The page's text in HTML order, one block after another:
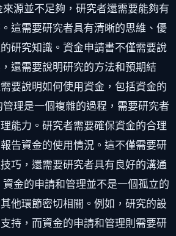
源並不足夠，研究者還需要能夠有
這需要研究者具有清晰的思維、優
研究知識。資金申請書不僅需要說
還需要說明研究的方法和預期結
要說明如何使用資金，包括資金的
理是一個複雜的過程，需要研究者
能力。研究者需要確保資金的合理
告資金的使用情況。這不僅需要研
巧，還需要研究者具有良好的溝通
金的申請和管理並不是一個孤立的
他環節密切相關。例如，研究的設
持，而資金的申請和管理則需要研